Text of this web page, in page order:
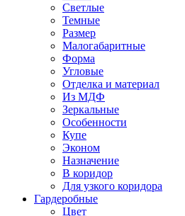
Светлые
Темные
Размер
Малогабаритные
Форма
Угловые
Отделка и материал
Из МДФ
Зеркальные
Особенности
Купе
Эконом
Назначение
В коридор
Для узкого коридора
Гардеробные
Цвет